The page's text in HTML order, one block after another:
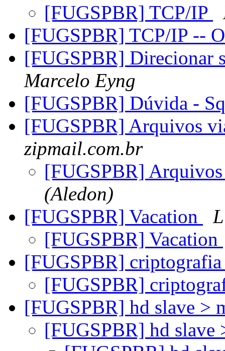
[FUGSPBR] TCP/IP
[FUGSPBR] TCP/IP --
[FUGSPBR] Direcionar
Marcelo Eyng
[FUGSPBR] Dúvida -
[FUGSPBR] Arquivos
zipmail.com.br
[FUGSPBR]
(Aledon)
[FUGSPBR] Vacation
[FUGSPBR] Vacation
[FUGSPBR]
[FUGSPBR]
[FUGSPBR] hd slave >
[FUGSPBR] hd slave